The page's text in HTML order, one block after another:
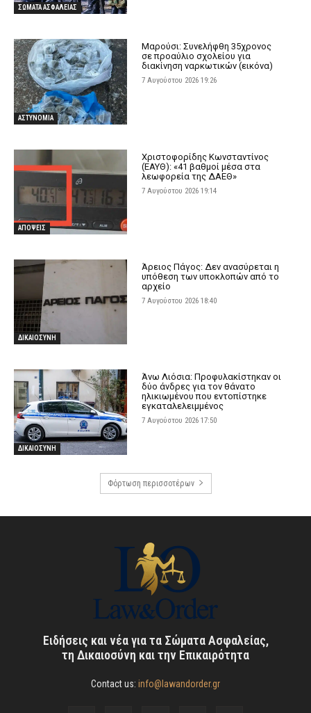
ΣΩΜΑΤΑ ΑΣΦΑΛΕΙΑΣ
ΑΣΤΥΝΟΜΙΑ
Μαρούσι: Συνελήφθη 35χρονος
σε προαύλιο σχολείου για
διακίνηση ναρκωτικών (εικόνα)
7 Αυγούστου 2026 19:26
ΑΠΟΨΕΙΣ
Χριστοφορίδης Κωνσταντίνος
(ΕΑΥΘ): «41 βαθμοί μέσα στα
λεωφορεία της ΔΑΕΘ»
7 Αυγούστου 2026 19:14
ΔΙΚΑΙΟΣΥΝΗ
Άρειος Πάγος: Δεν ανασύρεται η
υπόθεση των υποκλοπών από το
αρχείο
7 Αυγούστου 2026 18:40
ΔΙΚΑΙΟΣΥΝΗ
Άνω Λιόσια: Προφυλακίστηκαν οι
δύο άνδρες για τον θάνατο
ηλικιωμένου που εντοπίστηκε
εγκαταλελειμμένος
7 Αυγούστου 2026 17:50
Φόρτωση περισσοτέρων
Ειδήσεις και νέα για τα Σώματα Ασφαλείας,
τη Δικαιοσύνη και την Επικαιρότητα
Contact us: info@lawandorder.gr